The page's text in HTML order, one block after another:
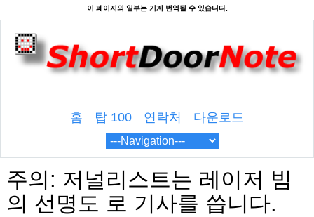
홈 탑 100 연락처 다운로드
주의: 저널리스트는 레이저 빔
의 선명도 로 기사를 씁니다.